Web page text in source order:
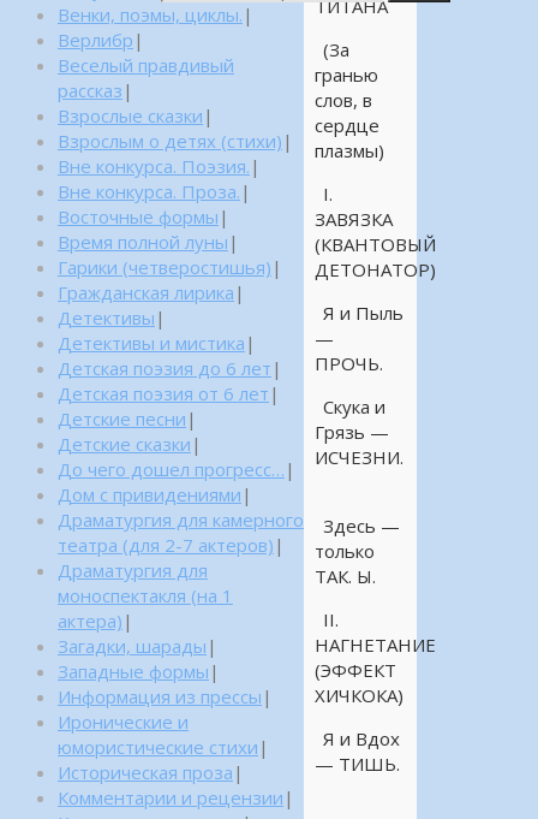
ТИТАНА
(За
гранью
слов, в
сердце
плазмы)
I.
ЗАВЯЗКА
(КВАНТОВЫЙ
ДЕТОНАТОР)
Я и Пыль
—
ПРОЧЬ.
Скука и
Грязь —
ИСЧЕЗНИ.
Здесь —
только
ТАК. Ы.
II.
НАГНЕТАНИЕ
(ЭФФЕКТ
ХИЧКОКА)
Я и Вдох
— ТИШЬ.
Венки, поэмы, циклы. |
Верлибр |
Веселый правдивый
рассказ |
Взрослые сказки |
Взрослым о детях (стихи) |
Вне конкурса. Поэзия. |
Вне конкурса. Проза. |
Восточные формы |
Время полной луны |
Гарики (четверостишья) |
Гражданская лирика |
Детективы |
Детективы и мистика |
Детская поэзия до 6 лет |
Детская поэзия от 6 лет |
Детские песни |
Детские сказки |
До чего дошел прогресс… |
Дом с привидениями |
Драматургия для камерного
театра (для 2-7 актеров) |
Драматургия для
моноспектакля (на 1
актера) |
Загадки, шарады |
Западные формы |
Информация из прессы |
Иронические и
юмористические стихи |
Историческая проза |
Комментарии и рецензии |